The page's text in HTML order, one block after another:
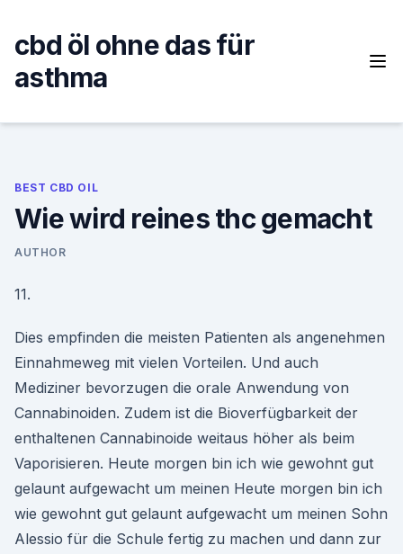
content
cbd öl ohne das für
asthma
BEST CBD OIL
Wie wird reines thc gemacht
AUTHOR
11.
Dies empfinden die meisten Patienten als angenehmen
Einnahmeweg mit vielen Vorteilen. Und auch
Mediziner bevorzugen die orale Anwendung von
Cannabinoiden. Zudem ist die Bioverfügbarkeit der
enthaltenen Cannabinoide weitaus höher als beim
Vaporisieren. Heute morgen bin ich wie gewohnt gut
gelaunt aufgewacht um meinen Heute morgen bin ich
wie gewohnt gut gelaunt aufgewacht um meinen Sohn
Alessio für die Schule fertig zu machen und dann zur